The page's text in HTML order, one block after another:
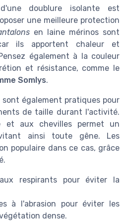
doublure isolante est
une meilleure protection
en laine mérinos sont
ils apportent chaleur et
également à la couleur
et résistance, comme le
Somlys.
sont également pratiques pour
de taille durant l'activité.
et aux chevilles permet un
ainsi toute gêne. Les
populaire dans ce cas, grâce
respirants pour éviter la
à l'abrasion pour éviter les
dense.